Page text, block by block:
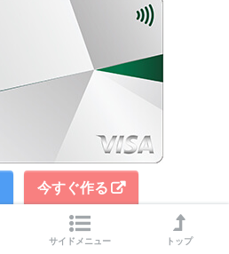
今すぐ作る
実質無料
サイドメニュー トップ